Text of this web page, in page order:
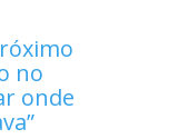
no
onde